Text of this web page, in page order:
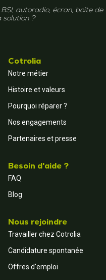
autoradio, écran, boîte de
solution ?
Cotrolia
Notre métier
Histoire et valeurs
Pourquoi réparer ?
Nos engagements
Partenaires et presse
Besoin d'aide ?
FAQ
Blog
Nous rejoindre
Travailler chez Cotrolia
Candidature spontanée
Offres d'emploi